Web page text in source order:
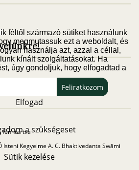
féltől származó sütiket használunk
megmutassuk ezt a weboldalt, és
használja azt, azzal a céllal,
kínált szolgáltatásokat. Ha
úgy gondoljuk, hogy elfogadtad a
Elfogad
a szükségeset
Sütik kezelése
Feliratkozom
fenntartva
Isteni Kegyelme A. C. Bhaktivedanta Swāmi